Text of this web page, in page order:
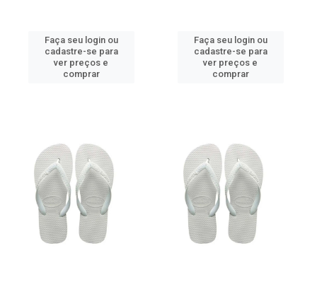
Faça seu login ou
cadastre-se para
ver preços e
comprar
Faça seu login ou
cadastre-se para
ver preços e
comprar